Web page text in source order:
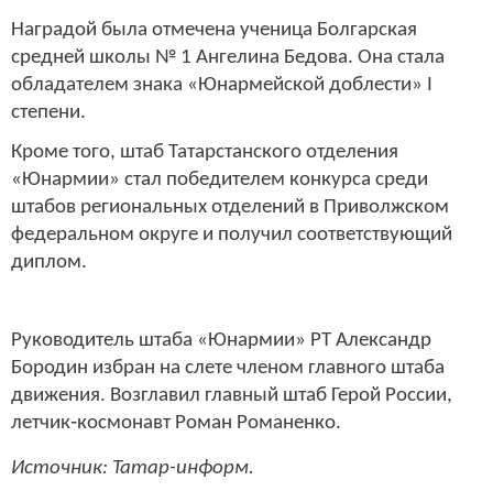
Наградой была отмечена ученица Болгарская
средней школы № 1 Ангелина Бедова. Она стала
обладателем знака «Юнармейской доблести» I
степени.
Кроме того, штаб Татарстанского отделения
«Юнармии» стал победителем конкурса среди
штабов региональных отделений в Приволжском
федеральном округе и получил соответствующий
диплом.
Руководитель штаба «Юнармии» РТ Александр
Бородин избран на слете членом главного штаба
движения. Возглавил главный штаб Герой России,
летчик‐космонавт Роман Романенко.
Источник: Татар-информ.